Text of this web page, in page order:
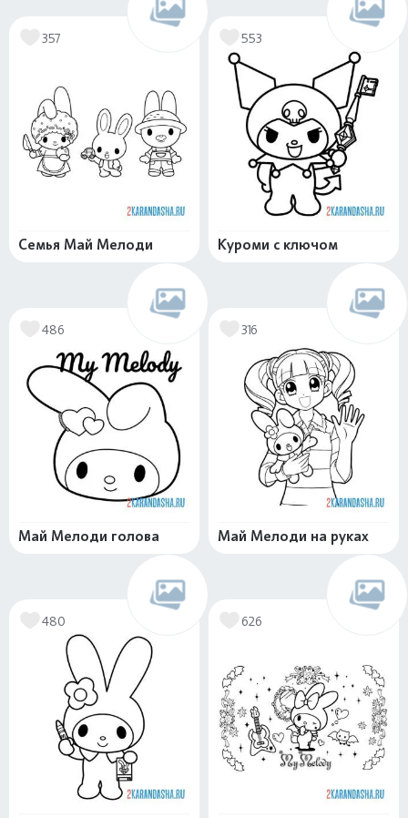
357
Семья Май Мелоди
553
Куроми с ключом
486
Май Мелоди голова
316
Май Мелоди на руках
480 626